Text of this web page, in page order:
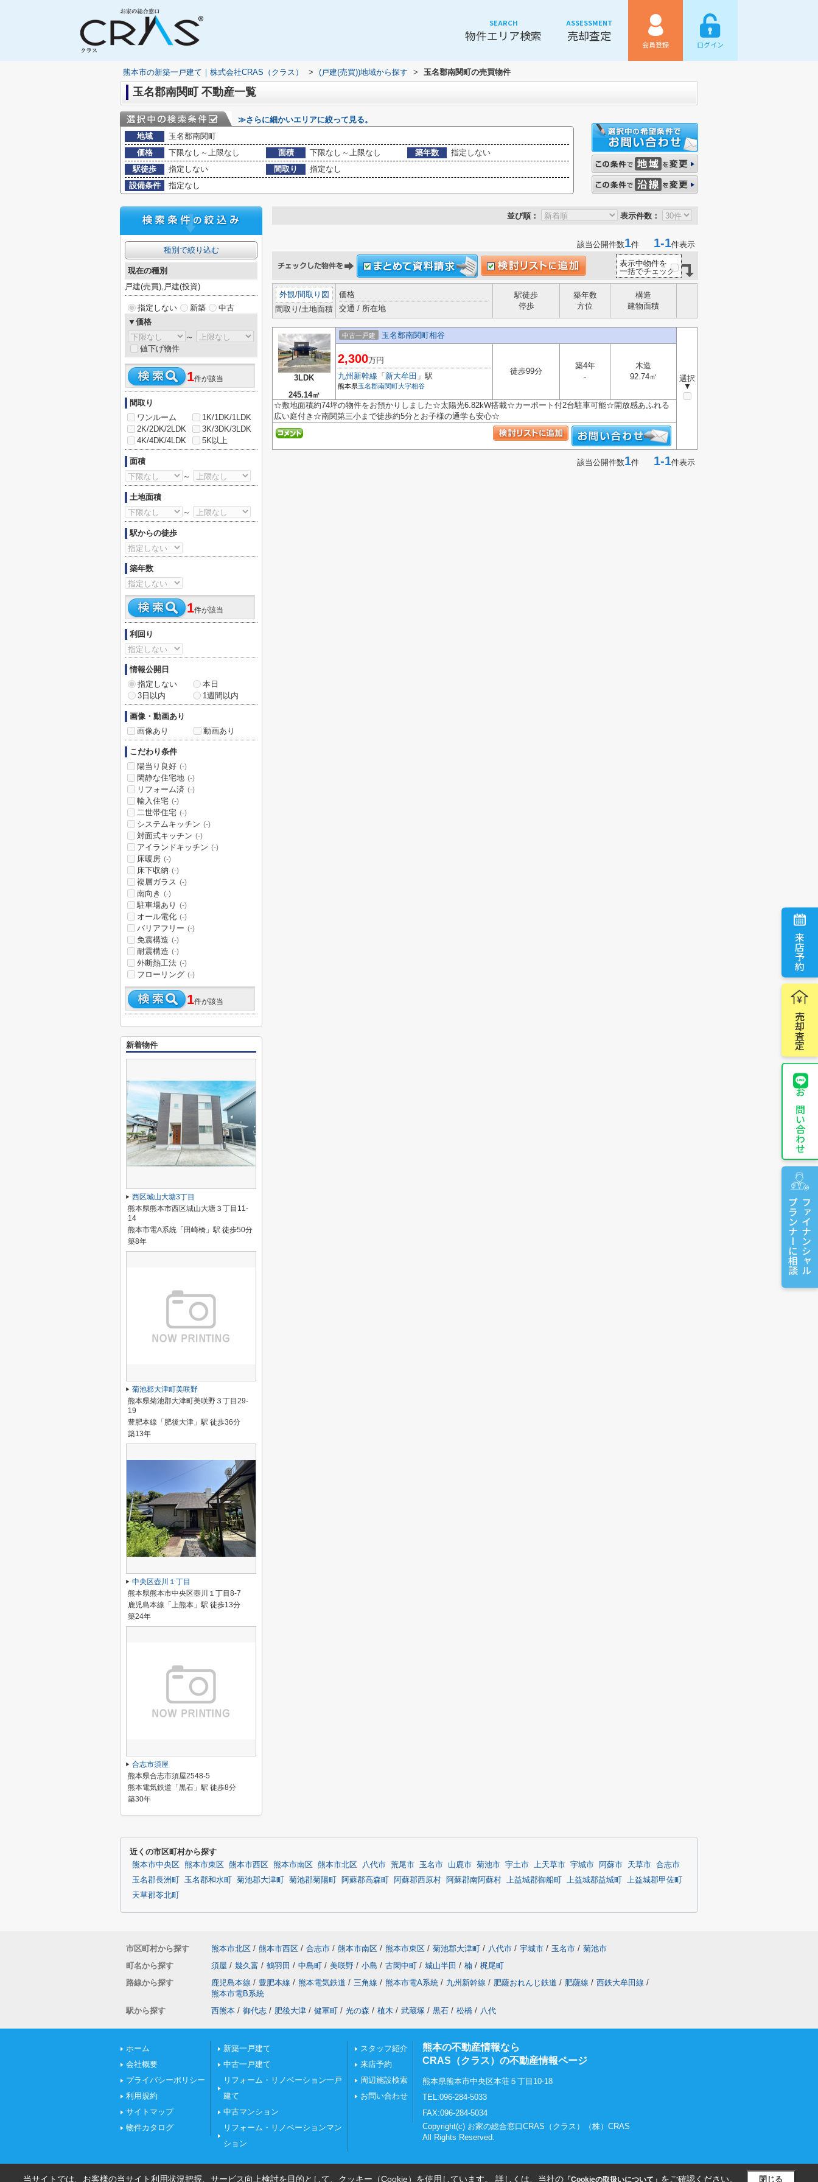
SEARCH
物件エリア検索
ASSESSMENT
売却査定
会員登録 ログイン
来店予約
売却査定
お問い合わせ
ファイナンシャル
プランナーに相談
熊本市の新築一戸建て｜株式会社CRAS（クラス） > (戸建(売買))地域から探す > 玉名郡南関町の売買物件
玉名郡南関町 不動産一覧
≫さらに細かいエリアに絞って見る。
地域
玉名郡南関町
価格
下限なし～上限なし 面積 下限なし～上限なし 築年数
指定しない
駅徒歩
指定しない 間取り
指定なし
設備条件
指定なし
並び順： 表示件数：
該当公開件数1件 1-1件表示
表示中物件を
一括でチェック
外観/間取り図
間取り/土地面積
価格
交通 / 所在地
駅徒歩
停歩
築年数
方位
構造
建物面積
3LDK
245.14㎡
中古一戸建 玉名郡南関町相谷
選択
▼
2,300万円
九州新幹線 「 新大牟田 」駅
熊本県玉名郡南関町大字相谷
徒歩99分
築4年
-
木造
92.74㎡
☆敷地面積約74坪の物件をお預かりしました☆太陽光6.82kW搭載☆カーポート付2台駐車可能☆開放感あふれる
広い庭付き☆南関第三小まで徒歩約5分とお子様の通学も安心☆
該当公開件数1件 1-1件表示
種別で絞り込む
現在の種別
戸建(売買),戸建(投資)
指定しない 新築
中古
▼価格
～
値下げ物件
1件が該当
間取り
ワンルーム
1K/1DK/1LDK
2K/2DK/2LDK
3K/3DK/3LDK
4K/4DK/4LDK
5K以上
面積
～
土地面積
～
駅からの徒歩
築年数
1件が該当
利回り
情報公開日
指定しない
本日
3日以内
1週間以内
画像・動画あり
画像あり
動画あり
こだわり条件
陽当り良好 (-)
閑静な住宅地 (-)
リフォーム済 (-)
輸入住宅 (-)
二世帯住宅 (-)
システムキッチン (-)
対面式キッチン (-)
アイランドキッチン (-)
床暖房 (-)
床下収納 (-)
複層ガラス (-)
南向き (-)
駐車場あり (-)
オール電化 (-)
バリアフリー (-)
免震構造 (-)
耐震構造 (-)
外断熱工法 (-)
フローリング (-)
1件が該当
新着物件
西区城山大塘3丁目
熊本県熊本市西区城山大塘３丁目11-
14
熊本市電A系統「田崎橋」駅 徒歩50分
築8年
菊池郡大津町美咲野
熊本県菊池郡大津町美咲野３丁目29-
19
豊肥本線「肥後大津」駅 徒歩36分
築13年
中央区壺川１丁目
熊本県熊本市中央区壺川１丁目8-7
鹿児島本線「上熊本」駅 徒歩13分
築24年
合志市須屋
熊本県合志市須屋2548-5
熊本電気鉄道「黒石」駅 徒歩8分
築30年
近くの市区町村から探す
熊本市中央区 熊本市東区 熊本市西区 熊本市南区 熊本市北区 八代市 荒尾市 玉名市 山鹿市 菊池市 宇土市 上天草市 宇城市 阿蘇市 天草市 合志市
玉名郡長洲町
玉名郡和水町 菊池郡大津町 菊池郡菊陽町 阿蘇郡高森町 阿蘇郡西原村 阿蘇郡南阿蘇村 上益城郡御船町 上益城郡益城町
上益城郡甲佐町
天草郡苓北町
市区町村から探す 熊本市北区 / 熊本市西区 / 合志市 / 熊本市南区 / 熊本市東区 / 菊池郡大津町 / 八代市 / 宇城市 / 玉名市 / 菊池市
町名から探す
須屋 / 幾久富 / 鶴羽田 / 中島町 / 美咲野 / 小島 / 古閑中町 / 城山半田 / 楠 / 梶尾町
路線から探す
鹿児島本線 / 豊肥本線 / 熊本電気鉄道 / 三角線 / 熊本市電A系統 / 九州新幹線 / 肥薩おれんじ鉄道 / 肥薩線 / 西鉄大牟田線 /
熊本市電B系統
駅から探す
西熊本 / 御代志 / 肥後大津 / 健軍町 / 光の森 / 植木 / 武蔵塚 / 黒石 / 松橋 / 八代
ホーム
会社概要
プライバシーポリシー
利用規約
サイトマップ
物件カタログ
新築一戸建て
中古一戸建て
リフォーム・リノベーション一戸
建て
中古マンション
リフォーム・リノベーションマン
ション
スタッフ紹介
来店予約
周辺施設検索
お問い合わせ
熊本の不動産情報なら
CRAS（クラス）の不動産情報ページ
熊本県熊本市中央区本荘５丁目10-18
TEL:096-284-5033
FAX:096-284-5034
Copyright(c) お家の総合窓口CRAS（クラス）（株）CRAS
All Rights Reserved.
当サイトでは、お客様の当サイト利用状況把握、サービス向上検討を目的として、クッキー（Cookie）を使用しています。 詳しくは、当社の「Cookieの取扱いについて」 をご確認ください。 閉じる